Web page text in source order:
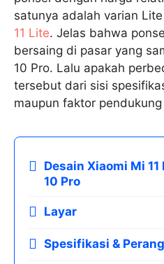
satunya adalah varian
11 Lite. Jelas bahwa
bersaing di pasar yang
10 Pro. Lalu apakah
tersebut dari sisi
maupun faktor pendukung
Desain Xiaomi Mi
10 Pro
Layar
Spesifikasi &